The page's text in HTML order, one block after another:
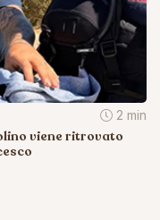
2 min
viene ritrovato